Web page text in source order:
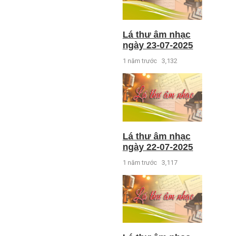
Lá thư âm nhạc
ngày 23-07-2025
1 năm trước 3,132
Lá thư âm nhạc
ngày 22-07-2025
1 năm trước 3,117